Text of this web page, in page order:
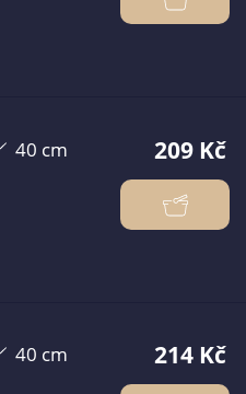
209 Kč
214 Kč